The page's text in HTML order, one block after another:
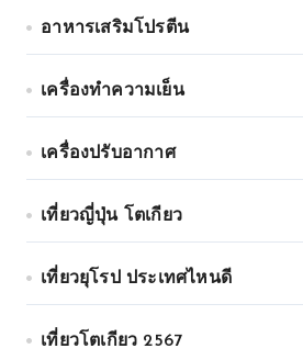
อาหารเสริมโปรตีน
เครื่องทำความเย็น
เครื่องปรับอากาศ
เที่ยวญี่ปุ่น โตเกียว
เที่ยวยุโรป ประเทศไหนดี
เที่ยวโตเกียว 2567